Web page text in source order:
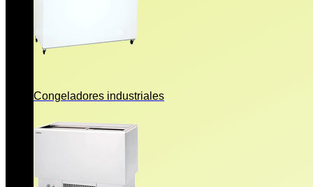
Congeladores industriales